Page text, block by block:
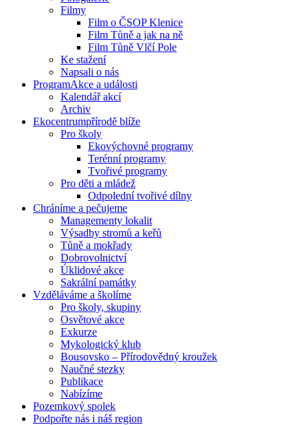
Filmy
Film o ČSOP Klenice
Film Tůně a jak na ně
Film Tůně Vlčí Pole
Ke stažení
Napsali o nás
ProgramAkce a události
Kalendář akcí
Archiv
Ekocentrumpřírodě blíže
Pro školy
Ekovýchovné programy
Terénní programy
Tvořivé programy
Pro děti a mládež
Odpolední tvořivé dílny
Chráníme a pečujeme
Managementy lokalit
Výsadby stromů a keřů
Tůně a mokřady
Dobrovolnictví
Úklidové akce
Sakrální památky
Vzděláváme a školíme
Pro školy, skupiny
Osvětové akce
Exkurze
Mykologický klub
Bousovsko – Přírodovědný kroužek
Naučné stezky
Publikace
Nabízíme
Pozemkový spolek
Podpořte nás i náš region